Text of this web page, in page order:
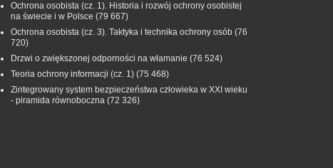
Ochrona osobista (cz. 1). Historia i rozwój ochrony osobistej
na świecie i w Polsce (79 667)
Ochrona osobista (cz. 3). Taktyka i technika ochrony osób (76
720)
Drzwi o zwiększonej odporności na włamanie (76 524)
Teoria ochrony informacji (cz. 1) (75 468)
Zintegrowany system bezpieczeństwa człowieka w XXI wieku
- piramida równoboczna (72 326)